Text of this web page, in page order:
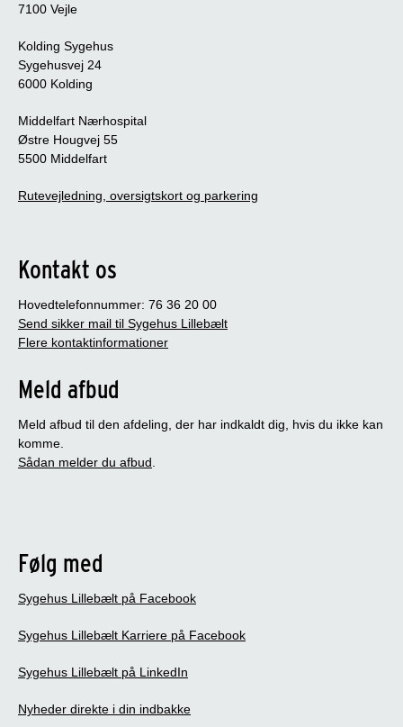
7100 Vejle
Kolding Sygehus
Sygehusvej 24
6000 Kolding
Middelfart Nærhospital
Østre Hougvej 55
5500 Middelfart
Rutevejledning, oversigtskort og parkering
Kontakt os
Hovedtelefonnummer: 76 36 20 00
Send sikker mail til Sygehus Lillebælt
Flere kontaktinformationer
Meld afbud
Meld afbud til den afdeling, der har indkaldt dig, hvis du ikke kan
komme.
Sådan melder du afbud
Følg med
Sygehus Lillebælt på Facebook
Sygehus Lillebælt Karriere på Facebook
Sygehus Lillebælt på LinkedIn
Nyheder direkte i din indbakke